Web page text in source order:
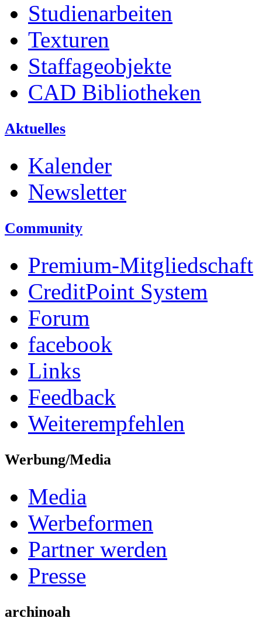
Studienarbeiten
Texturen
Staffageobjekte
CAD Bibliotheken
Aktuelles
Kalender
Newsletter
Community
Premium-Mitgliedschaft
CreditPoint System
Forum
facebook
Links
Feedback
Weiterempfehlen
Werbung/Media
Media
Werbeformen
Partner werden
Presse
archinoah